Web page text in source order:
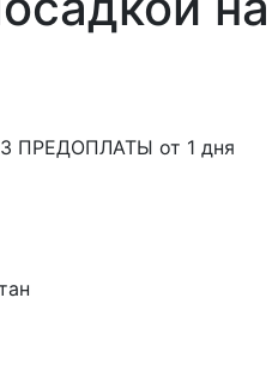
ПРЕДОПЛАТЫ от 1 дня